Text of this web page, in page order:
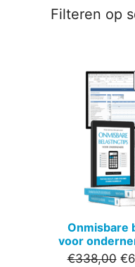
Filteren op
Onmisbare
voor
€338,00 €